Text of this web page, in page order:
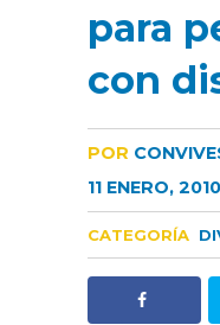
para
con
POR
11 ENERO, 2010
CATEGORÍA